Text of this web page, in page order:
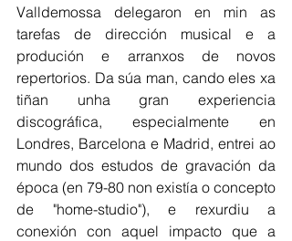
Valldemossa delegaron en min as
tarefas de dirección musical e a
produción e arranxos de novos
repertorios. Da súa man, cando eles xa
tiñan unha gran experiencia
discográfica, especialmente en
Londres, Barcelona e Madrid, entrei ao
mundo dos estudos de gravación da
época (en 79-80 non existía o concepto
de "home-studio"), e rexurdiu a
conexión con aquel impacto que a